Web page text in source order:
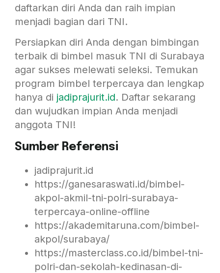
daftarkan diri Anda dan raih impian
menjadi bagian dari TNI.
Persiapkan diri Anda dengan bimbingan
terbaik di bimbel masuk TNI di Surabaya
agar sukses melewati seleksi. Temukan
program bimbel terpercaya dan lengkap
hanya di jadiprajurit.id. Daftar sekarang
dan wujudkan impian Anda menjadi
anggota TNI!
Sumber Referensi
jadiprajurit.id
https://ganesaraswati.id/bimbel-
akpol-akmil-tni-polri-surabaya-
terpercaya-online-offline
https://akademitaruna.com/bimbel-
akpol/surabaya/
https://masterclass.co.id/bimbel-tni-
polri-dan-sekolah-kedinasan-di-